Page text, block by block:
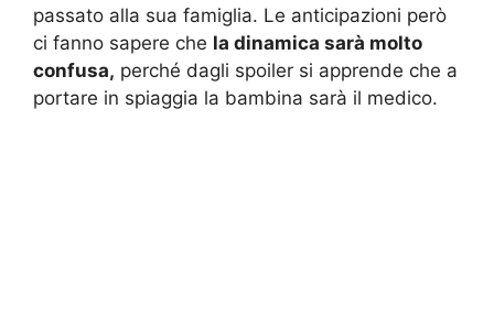
passato alla sua famiglia. Le anticipazioni però
ci fanno sapere che la dinamica sarà molto
confusa, perché dagli spoiler si apprende che a
portare in spiaggia la bambina sarà il medico.